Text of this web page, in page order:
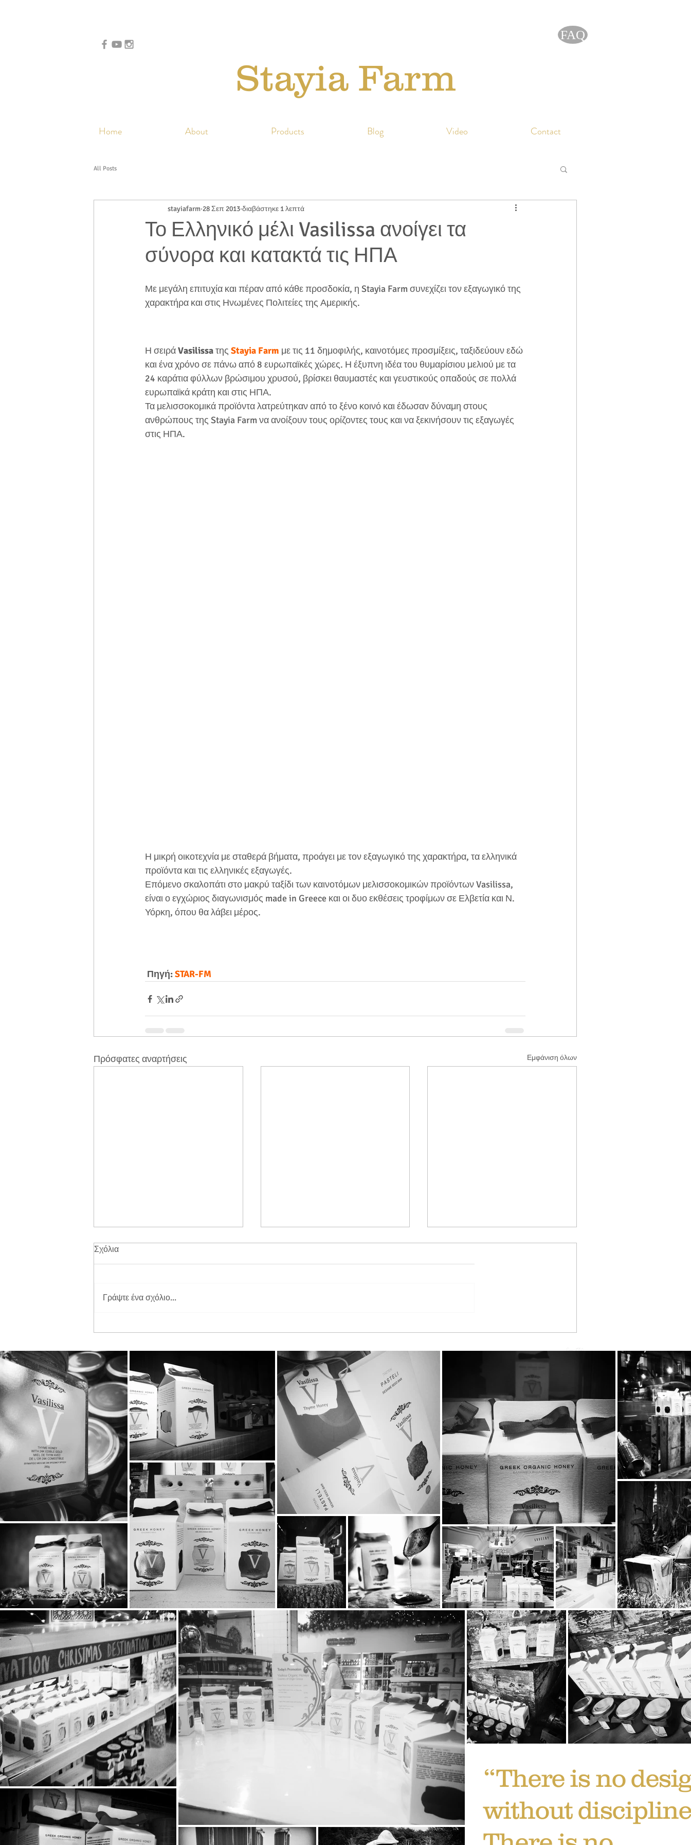
FAQ
Stayia Farm
Home About Products Blog Video Contact
All Posts
Το Ελληνικό μέλι Vasilissa ανοίγει τα
σύνορα και κατακτά τις ΗΠΑ
stayiafarm 28 Σεπ 2013 διαβάστηκε 1 λεπτά
Με μεγάλη επιτυχία και πέραν από κάθε προσδοκία, η Stayia Farm συνεχίζει τον εξαγωγικό της
χαρακτήρα και στις Ηνωμένες Πολιτείες της Αμερικής.
Η σειρά Vasilissa της Stayia Farm με τις 11 δημοφιλής, καινοτόμες προσμίξεις, ταξιδεύουν εδώ
και ένα χρόνο σε πάνω από 8 ευρωπαϊκές χώρες. Η έξυπνη ιδέα του θυμαρίσιου μελιού με τα
24 καράτια φύλλων βρώσιμου χρυσού, βρίσκει θαυμαστές και γευστικούς οπαδούς σε πολλά
ευρωπαϊκά κράτη και στις ΗΠΑ.
Τα μελισσοκομικά προϊόντα λατρεύτηκαν από το ξένο κοινό και έδωσαν δύναμη στους
ανθρώπους της Stayia Farm να ανοίξουν τους ορίζοντες τους και να ξεκινήσουν τις εξαγωγές
στις ΗΠΑ.
Η μικρή οικοτεχνία με σταθερά βήματα, προάγει με τον εξαγωγικό της χαρακτήρα, τα ελληνικά
προϊόντα και τις ελληνικές εξαγωγές.
Επόμενο σκαλοπάτι στο μακρύ ταξίδι των καινοτόμων μελισσοκομικών προϊόντων Vasilissa,
είναι ο εγχώριος διαγωνισμός made in Greece και οι δυο εκθέσεις τροφίμων σε Ελβετία και Ν.
Υόρκη, όπου θα λάβει μέρος.
Πηγή: STAR-FM
Πρόσφατες αναρτήσεις Εμφάνιση όλων
Exports Awards 2026
ξεχωριστή εμπειρία για 50
μικρούς φίλους
Καινούργιου
Σχόλια
Γράψτε ένα σχόλιο...
“There is no
without